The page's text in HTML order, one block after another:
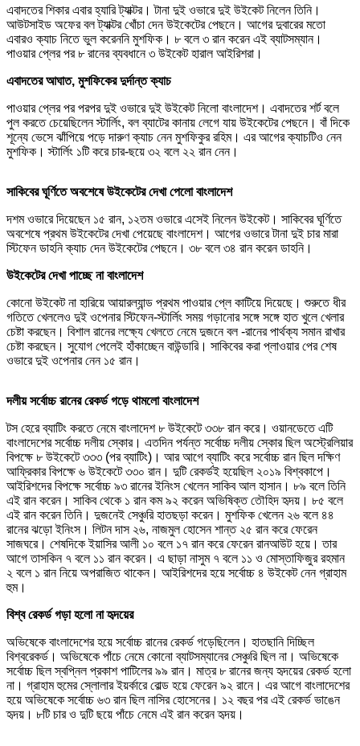
এবাদতের শিকার এবার হ্যারি ট্যাক্টর। টানা দুই ওভারে দুই উইকেট নিলেন তিনি।
আউটসাইড অফের বল ট্যাক্টর খোঁচা দেন উইকেটের পেছনে। আগের দুবারের মতো
এবারও ক্যাচ নিতে ভুল করেননি মুশফিক। ৮ বলে ৩ রান করেন এই ব্যাটসম্যান।
পাওয়ার প্লের পর ৮ রানের ব্যবধানে ৩ উইকেট হারাল আইরিশরা।
এবাদতের আঘাত, মুশফিকের দুর্দান্ত ক্যাচ
পাওয়ার প্লের পর পরপর দুই ওভারে দুই উইকেট নিলো বাংলাদেশ। এবাদতের শর্ট বলে
পুল করতে চেয়েছিলেন স্টার্লিং, বল ব্যাটের কানায় লেগে যায় উইকেটের পেছনে। বাঁ দিকে
শূন্যে ভেসে ঝাঁপিয়ে পড়ে দারুণ ক্যাচ নেন মুশফিকুর রহিম। এর আগের ক্যাচটিও নেন
মুশফিক। স্টার্লিং ১টি করে চার-ছয়ে ৩২ বলে ২২ রান নেন।
সাকিবের ঘূর্ণিতে অবশেষে উইকেটের দেখা পেলো বাংলাদেশ
দশম ওভারে দিয়েছেন ১৫ রান, ১২তম ওভারে এসেই নিলেন উইকেট। সাকিবের ঘূর্ণিতে
অবশেষে প্রথম উইকেটের দেখা পেয়েছে বাংলাদেশ। আগের ওভারে টানা দুই চার মারা
স্টিফেন ডাহনি ক্যাচ দেন উইকেটের পেছনে। ৩৮ বলে ৩৪ রান করেন ডাহনি।
উইকেটের দেখা পাচ্ছে না বাংলাদেশ
কোনো উইকেট না হারিয়ে আয়ারল্যান্ড প্রথম পাওয়ার প্লে কাটিয়ে দিয়েছে। শুরুতে ধীর
গতিতে খেললেও দুই ওপেনার স্টিফেন-স্টার্লিং সময় গড়ানোর সঙ্গে সঙ্গে হাত খুলে খেলার
চেষ্টা করছেন। বিশাল রানের লক্ষ্যে খেলতে নেমে দুজনে বল -রানের পার্থক্য সমান রাখার
চেষ্টা করছেন। সুযোগ পেলেই হাঁকাচ্ছেন বাউন্ডারি। সাকিবের করা প্লাওয়ার পের শেষ
ওভারে দুই ওপেনার নেন ১৫ রান।
দলীয় সর্বোচ্চ রানের রেকর্ড গড়ে থামলো বাংলাদেশ
টস হেরে ব্যাটিং করতে নেমে বাংলাদেশ ৮ উইকেটে ৩৩৮ রান করে। ওয়ানডেতে এটি
বাংলাদেশের সর্বোচ্চ দলীয় স্কোর। এতদিন পর্যন্ত সর্বোচ্চ দলীয় স্কোর ছিল অস্ট্রেলিয়ার
বিপক্ষে ৮ উইকেটে ৩৩৩ (পর ব্যাটিং)। আর আগে ব্যাটিং করে সর্বোচ্চ রান ছিল দক্ষিণ
আফ্রিকার বিপক্ষে ৬ উইকেটে ৩৩০ রান। দুটি রেকর্ডই হয়েছিল ২০১৯ বিশ্বকাপে।
আইরিশদের বিপক্ষে সর্বোচ্চ ৯৩ রানের ইনিংস খেলেন সাকিব আল হাসান। ৮৯ বলে তিনি
এই রান করেন। সাকিব থেকে ১ রান কম ৯২ করেন অভিষিক্ত তৌহিদ হৃদয়। ৮৫ বলে
এই রান করেন তিনি। দুজনেই সেঞ্চুরি হাতছড়া করেন। মুশফিক খেলেন ২৬ বলে ৪৪
রানের ঝড়ো ইনিংস। লিটন দাস ২৬, নাজমুল হোসেন শান্ত ২৫ রান করে ফেরেন
সাজঘরে। শেষদিকে ইয়াসির আলী ১০ বলে ১৭ রান করে ফেরেন রানআউট হয়ে। তার
আগে তাসকিন ৭ বলে ১১ রান করেন। এ ছাড়া নাসুম ৭ বলে ১১ ও মোস্তাফিজুর রহমান
২ বলে ১ রান নিয়ে অপরাজিত থাকেন। আইরিশদের হয়ে সর্বোচ্চ ৪ উইকেট নেন গ্রাহাম
হুম।
বিশ্ব রেকর্ড গড়া হলো না হৃদয়ের
অভিষেকে বাংলাদেশের হয়ে সর্বোচ্চ রানের রেকর্ড গড়েছিলেন। হাতছানি দিচ্ছিল
বিশ্বরেকর্ড। অভিষেকে পাঁচে নেমে কোনো ব্যাটসম্যানের সেঞ্চুরি ছিল না। অভিষেকে
সর্বোচ্চ ছিল স্বপ্নিল প্রকাশ পাটিলের ৯৯ রান। মাত্র ৮ রানের জন্য হৃদয়ের রেকর্ড হলো
না। গ্রাহাম হুমের স্লোলার ইয়র্কারে বোল্ড হয়ে ফেরেন ৯২ রানে। এর আগে বাংলাদেশের
হয়ে অভিষেকে সর্বোচ্চ ৬৩ রান ছিল নাসির হোসেনের। ১২ বছর পর এই রেকর্ড ভাঙেন
হৃদয়। ৮টি চার ও দুটি ছয়ে পাঁচে নেমে এই রান করেন হৃদয়।